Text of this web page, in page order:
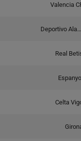
Valencia
Deportivo Alaves
Real
Espanyol
Celta